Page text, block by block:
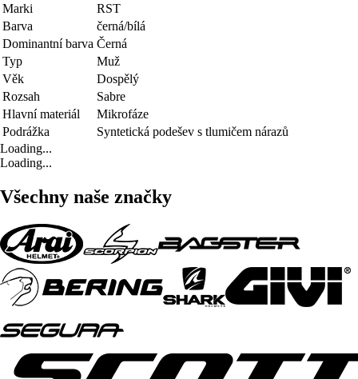
Marki
RST
Barva
černá/bílá
Dominantní barva Černá
Typ
Muž
Věk
Dospělý
Rozsah
Sabre
Hlavní materiál
Mikrofáze
Podrážka
Syntetická podešev s tlumičem nárazů
Loading...
Loading...
Všechny naše značky